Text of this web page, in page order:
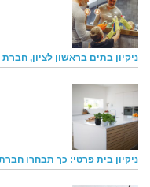
ניקיון בתים בראשון לציון, חברת
ניקיון בית פרטי: כך תבחרו חברת